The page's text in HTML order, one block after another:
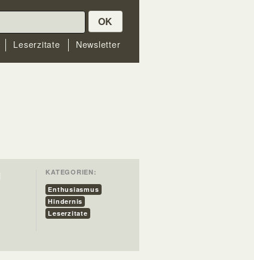
OK
Leserzitate Newsletter
KATEGORIEN:
Enthusiasmus
Hindernis
Leserzitate